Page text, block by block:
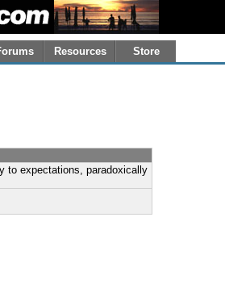
Resources Store
to expectations, paradoxically